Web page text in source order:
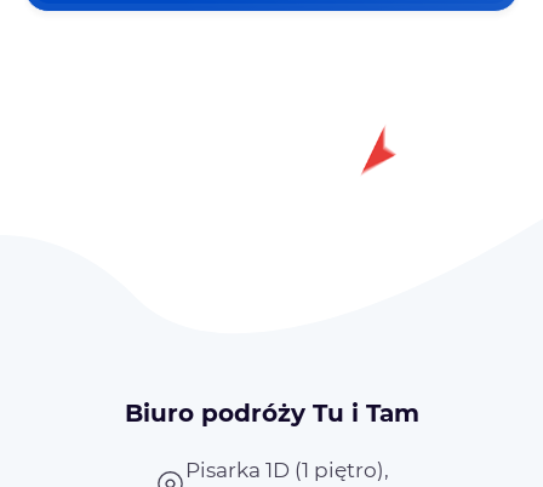
Biuro podróży Tu i Tam
Pisarka 1D (1 piętro),